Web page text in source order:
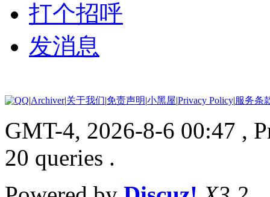
打个招呼
发消息
|Archiver|关于我们|免责声明|小黑屋|Privacy Policy|服务条
GMT-4, 2026-8-6 00:47 ,
20 queries .